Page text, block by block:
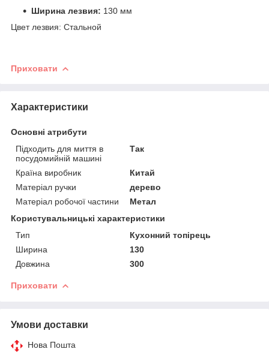
Ширина лезвия: 130 мм
Цвет лезвия: Стальной
Приховати
Характеристики
Основні атрибути
Підходить для миття в
посудомийній машині
Так
Країна виробник
Китай
Матеріал ручки
дерево
Матеріал робочої частини
Метал
Користувальницькі характеристики
Тип
Кухонний топірець
Ширина
130
Довжина
300
Приховати
Умови доставки
Нова Пошта